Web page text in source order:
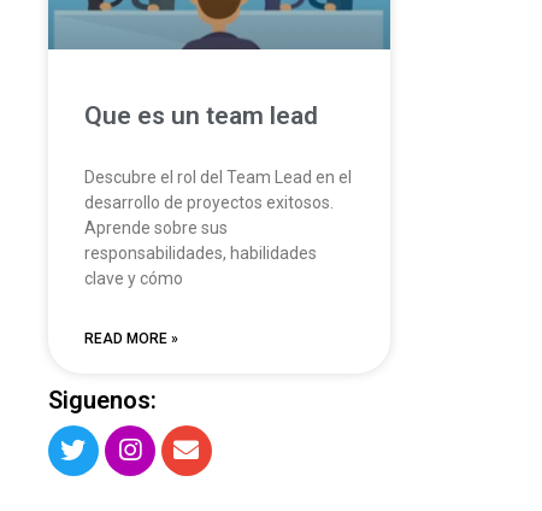
Que es un team lead
Descubre el rol del Team Lead en el
desarrollo de proyectos exitosos.
Aprende sobre sus
responsabilidades, habilidades
clave y cómo
READ MORE »
Siguenos: